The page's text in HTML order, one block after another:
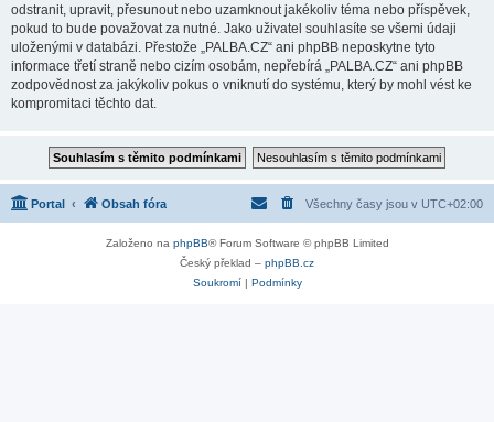
odstranit, upravit, přesunout nebo uzamknout jakékoliv téma nebo příspěvek,
pokud to bude považovat za nutné. Jako uživatel souhlasíte se všemi údaji
uloženými v databázi. Přestože „PALBA.CZ“ ani phpBB neposkytne tyto
informace třetí straně nebo cizím osobám, nepřebírá „PALBA.CZ“ ani phpBB
zodpovědnost za jakýkoliv pokus o vniknutí do systému, který by mohl vést ke
kompromitaci těchto dat.
Portal Obsah fóra Všechny časy jsou v UTC+02:00
Založeno na phpBB® Forum Software © phpBB Limited
Český překlad – phpBB.cz
Soukromí| Podmínky